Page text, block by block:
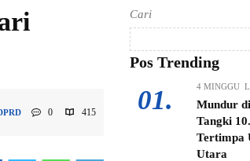
0 415
Cari
Pos Trending
01. 4 MINGGU
Mundur
Tangki
Tertimpa
Utara